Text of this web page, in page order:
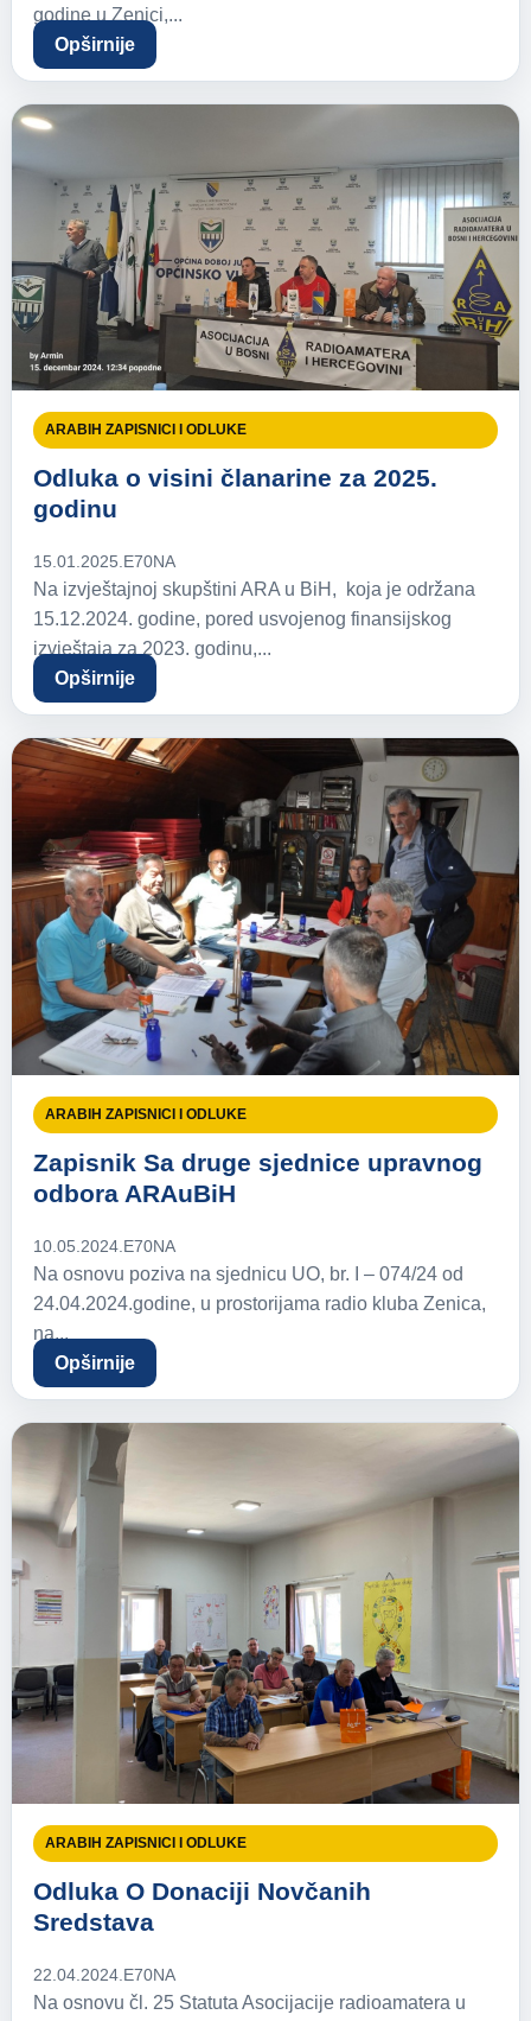
godine u Zenici,...
Opširnije
ARABIH ZAPISNICI I ODLUKE
Odluka o visini članarine za 2025.
godinu
15.01.2025. E70NA
Na izvještajnoj skupštini ARA u BiH, koja je održana
15.12.2024. godine, pored usvojenog finansijskog
izvještaja za 2023. godinu,...
Opširnije
ARABIH ZAPISNICI I ODLUKE
Zapisnik Sa druge sjednice upravnog
odbora ARAuBiH
10.05.2024. E70NA
Na osnovu poziva na sjednicu UO, br. I – 074/24 od
24.04.2024.godine, u prostorijama radio kluba Zenica,
na...
Opširnije
ARABIH ZAPISNICI I ODLUKE
Odluka O Donaciji Novčanih
Sredstava
22.04.2024.E70NA
Na osnovu čl. 25 Statuta Asocijacije radioamatera u